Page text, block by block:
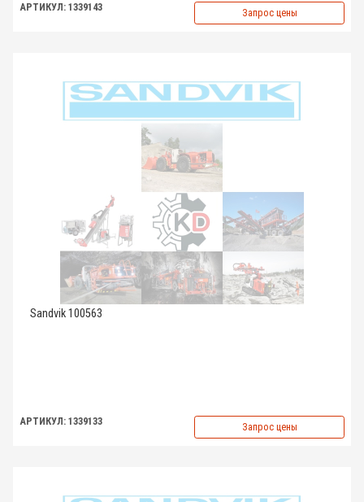
АРТИКУЛ: 1339143 Запрос цены
Sandvik 100563
АРТИКУЛ: 1339133 Запрос цены